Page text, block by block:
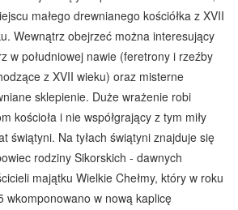
małego drewnianego kościółka z XVII
Wewnątrz obejrzeć można interesujący
w południowej nawie (feretrony i rzeźby
z XVII wieku) oraz misterne
sklepienie. Duże wrażenie robi
kościoła i nie współgrający z tym miły
świątyni. Na tyłach świątyni znajduje się
rodziny Sikorskich - dawnych
majątku Wielkie Chełmy, który w roku
wkomponowano w nową kaplicę